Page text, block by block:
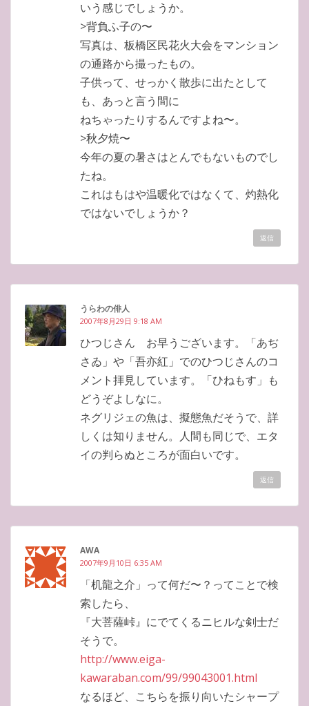
いう感じでしょうか。
>背負ふ子の〜
写真は、板橋区民花火大会をマンション
の通路から撮ったもの。
子供って、せっかく散歩に出たとして
も、あっと言う間に
ねちゃったりするんですよね〜。
>秋夕焼〜
今年の夏の暑さはとんでもないものでし
たね。
これはもはや温暖化ではなくて、灼熱化
ではないでしょうか？
返信
うらわの俳人
2007年8月29日 9:18 AM
ひつじさん お早うございます。「あぢ
さゐ」や「吾亦紅」でのひつじさんのコ
メント拝見しています。「ひねもす」も
どうぞよしなに。
ネグリジェの魚は、擬態魚だそうで、詳
しくは知りません。人間も同じで、エタ
イの判らぬところが面白いです。
返信
AWA
2007年9月10日 6:35 AM
「机龍之介」って何だ〜？ってことで検
索したら、
『大菩薩峠』にでてくるニヒルな剣士だ
そうで。
http://www.eiga-
kawaraban.com/99/99043001.html
なるほど、こちらを振り向いたシャープ